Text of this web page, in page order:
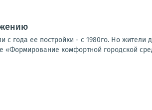
года ее постройки - с 1980го. Но жители
«Формирование комфортной городской